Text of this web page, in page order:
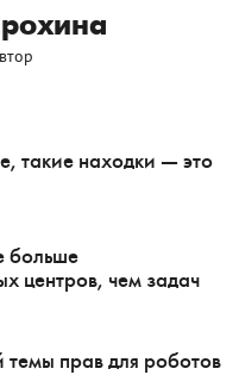
такие находки — это
больше
центров, чем задач
прав для роботов